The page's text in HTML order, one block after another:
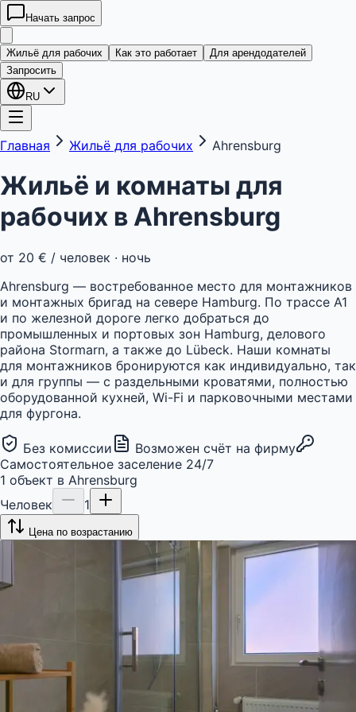
Начать запрос
kwatera24
Жильё для рабочих Как это работает
Для арендодателей
Запросить
RU
Главная Жильё для рабочих Ahrensburg
Жильё и комнаты для
рабочих в Ahrensburg
от 20 € / человек · ночь
Ahrensburg — востребованное место для монтажников
и монтажных бригад на севере Hamburg. По трассе A1
и по железной дороге легко добраться до
промышленных и портовых зон Hamburg, делового
района Stormarn, а также до Lübeck. Наши комнаты
для монтажников бронируются как индивидуально, так
и для группы — с раздельными кроватями, полностью
оборудованной кухней, Wi-Fi и парковочными местами
для фургона.
Без комиссии
Возможен счёт на фирму
Самостоятельное заселение 24/7
1 объект в Ahrensburg
Человек
1
Цена по возрастанию